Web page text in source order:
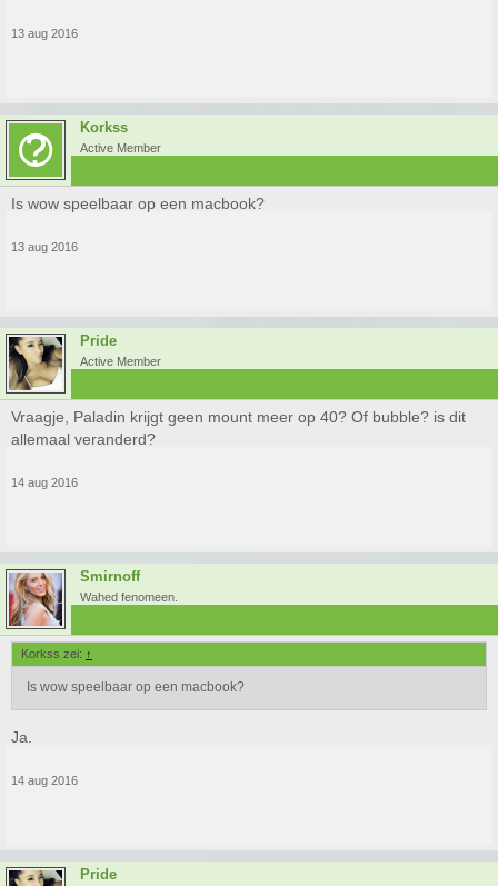
13 aug 2016
Korkss
Active Member
Is wow speelbaar op een macbook?
13 aug 2016
Pride
Active Member
Vraagje, Paladin krijgt geen mount meer op 40? Of bubble? is dit
allemaal veranderd?
14 aug 2016
Smirnoff
Wahed fenomeen.
Korkss zei: ↑
Is wow speelbaar op een macbook?
Ja.
14 aug 2016
Pride